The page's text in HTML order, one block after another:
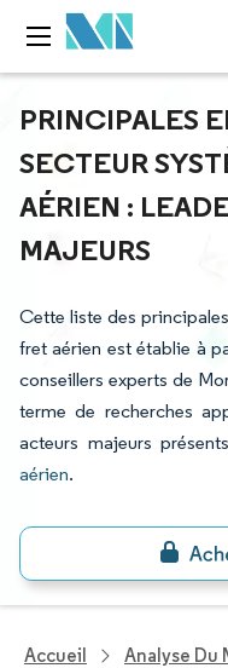
PRINCIPALES
SECTEUR
AÉRIEN :
MAJEURS
Cette liste des
fret aérien est établie à
conseillers experts de
terme de recherches
acteurs majeurs
aérien.
Accueil Analyse Du